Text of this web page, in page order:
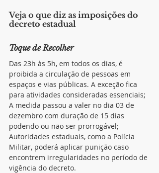
Veja o que diz as imposições do
decreto estadual
Toque de Recolher
Das 23h às 5h, em todos os dias, é
proibida a circulação de pessoas em
espaços e vias públicas. A exceção fica
para atividades consideradas essenciais;
A medida passou a valer no dia 03 de
dezembro com duração de 15 dias
podendo ou não ser prorrogável;
Autoridades estaduais, como a Polícia
Militar, poderá aplicar punição caso
encontrem irregularidades no período de
vigência do decreto.